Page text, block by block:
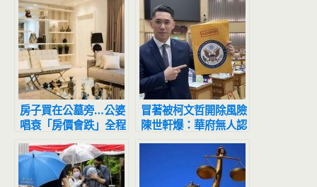
房子買在公墓旁…公婆
唱衰「房價會跌」全程
擺臭臉 人妻怒噴：等
到都買不起
冒著被柯文哲開除風險
陳世軒爆：華府無人認
識侯友宜